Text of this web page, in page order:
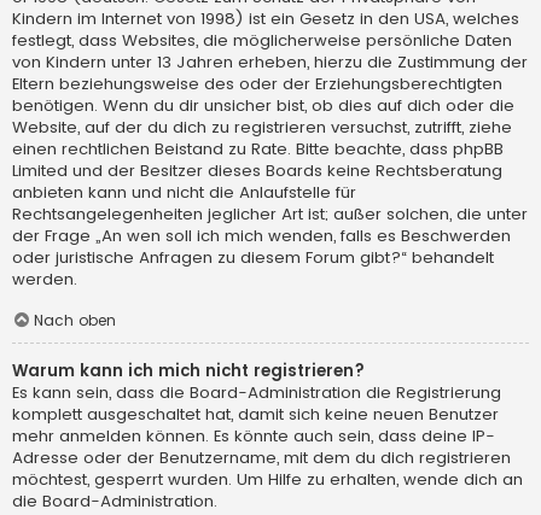
Kindern im Internet von 1998) ist ein Gesetz in den USA, welches
festlegt, dass Websites, die möglicherweise persönliche Daten
von Kindern unter 13 Jahren erheben, hierzu die Zustimmung der
Eltern beziehungsweise des oder der Erziehungsberechtigten
benötigen. Wenn du dir unsicher bist, ob dies auf dich oder die
Website, auf der du dich zu registrieren versuchst, zutrifft, ziehe
einen rechtlichen Beistand zu Rate. Bitte beachte, dass phpBB
Limited und der Besitzer dieses Boards keine Rechtsberatung
anbieten kann und nicht die Anlaufstelle für
Rechtsangelegenheiten jeglicher Art ist; außer solchen, die unter
der Frage „An wen soll ich mich wenden, falls es Beschwerden
oder juristische Anfragen zu diesem Forum gibt?“ behandelt
werden.
Nach oben
Warum kann ich mich nicht registrieren?
Es kann sein, dass die Board-Administration die Registrierung
komplett ausgeschaltet hat, damit sich keine neuen Benutzer
mehr anmelden können. Es könnte auch sein, dass deine IP-
Adresse oder der Benutzername, mit dem du dich registrieren
möchtest, gesperrt wurden. Um Hilfe zu erhalten, wende dich an
die Board-Administration.